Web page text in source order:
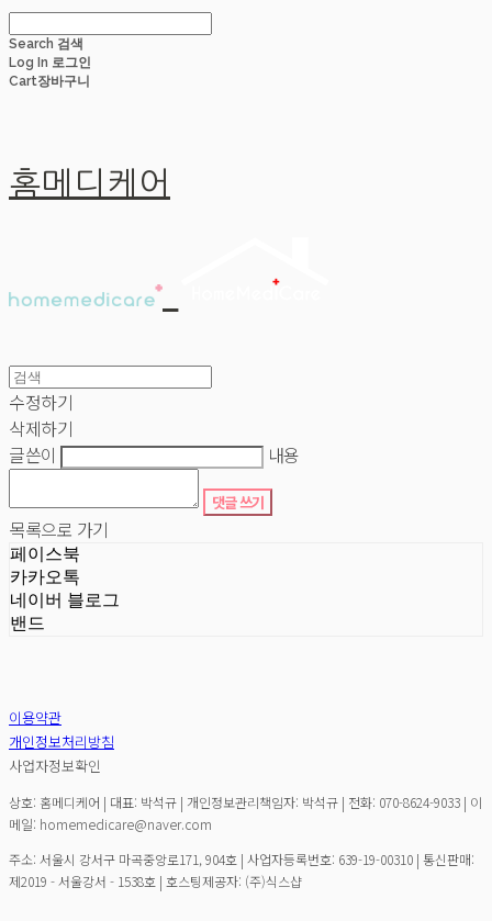
Search 검색
Log In 로그인
Cart장바구니
홈메디케어
수정하기
삭제하기
글쓴이
내용
댓글 쓰기
목록으로 가기
페이스북
카카오톡
네이버 블로그
밴드
이용약관
개인정보처리방침
사업자정보확인
상호: 홈메디케어 | 대표: 박석규 | 개인정보관리책임자: 박석규 | 전화: 070-8624-9033 | 이
메일: homemedicare@naver.com
주소: 서울시 강서구 마곡중앙로171, 904호 | 사업자등록번호: 639-19-00310 | 통신판매:
제2019 - 서울강서 - 1538호 | 호스팅제공자: (주)식스샵